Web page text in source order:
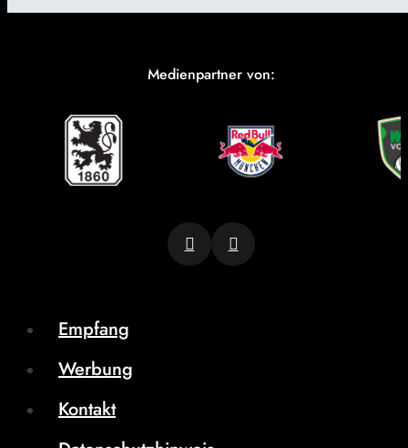
Medienpartner von:
Empfang
Werbung
Kontakt